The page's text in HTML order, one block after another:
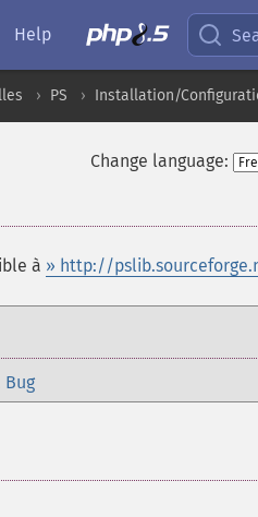
Help
PS Installation/
Change language:
à » http://
Bug